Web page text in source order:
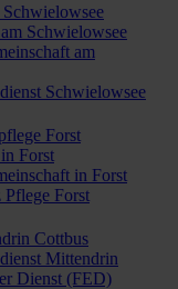
Schwielowsee
am
Schwielowsee
Forst
Forst
in Forst
Forst
Cottbus
Mittendrin
Dienst (FED)